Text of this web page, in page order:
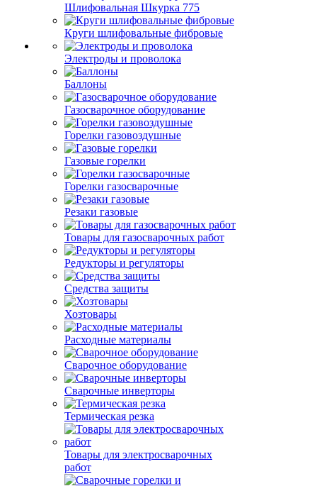
Шлифовальная Шкурка 775
Круги шлифовальные фибровые
Электроды и проволока
Баллоны
Газосварочное оборудование
Горелки газовоздушные
Газовые горелки
Горелки газосварочные
Резаки газовые
Товары для газосварочных работ
Редукторы и регуляторы
Средства защиты
Хозтовары
Расходные материалы
Сварочное оборудование
Сварочные инверторы
Термическая резка
Товары для электросварочных
работ